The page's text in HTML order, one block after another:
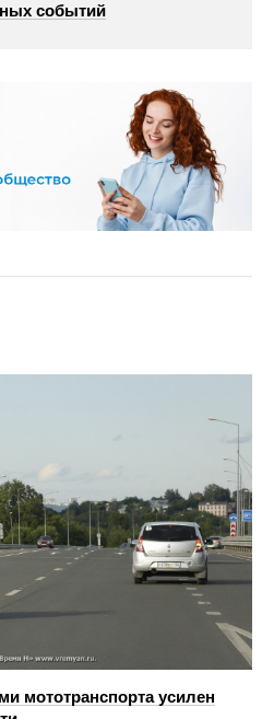
событий
мототранспорта усилен